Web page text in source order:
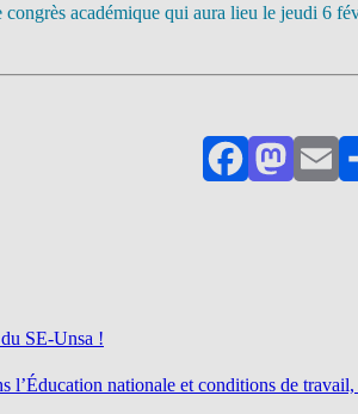
congrès académique qui aura lieu le jeudi 6
FacebookMastodon
Email
SE-Unsa !
nationale et conditions de